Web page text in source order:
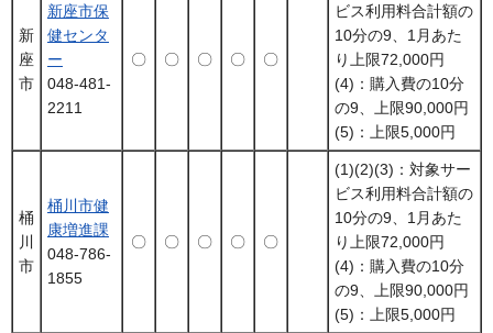
新
座
市
新座市保
健センタ
ー
048-481-
2211
〇 〇 〇 〇 〇
ビス利用料合計額の
10分の9、1月あた
り上限72,000円
(4)：購入費の10分
の9、上限90,000円
(5)：上限5,000円
桶
川
市
桶川市健
康増進課
048-786-
1855
〇 〇 〇 〇 〇
(1)(2)(3)：対象サー
ビス利用料合計額の
10分の9、1月あた
り上限72,000円
(4)：購入費の10分
の9、上限90,000円
(5)：上限5,000円